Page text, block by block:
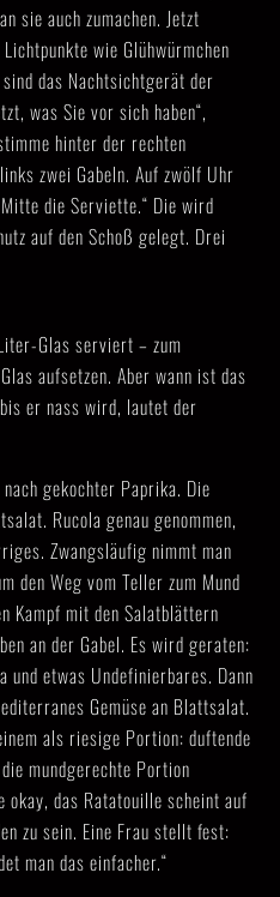
sie auch zumachen. Jetzt
wie Glühwürmchen
das Nachtsichtgerät der
was Sie vor sich haben“,
hinter der rechten
zwei Gabeln. Auf zwölf Uhr
die Serviette.“ Die wird
auf den Schoß gelegt. Drei
Glas serviert – zum
aufsetzen. Aber wann ist das
er nass wird, lautet der
gekochter Paprika. Die
Rucola genau genommen,
Zwangsläufig nimmt man
den Weg vom Teller zum Mund
Kampf mit den Salatblättern
an der Gabel. Es wird geraten:
und etwas Undefinierbares. Dann
Gemüse an Blattsalat.
als riesige Portion: duftende
mundgerechte Portion
okay, das Ratatouille scheint auf
zu sein. Eine Frau stellt fest:
man das einfacher.“